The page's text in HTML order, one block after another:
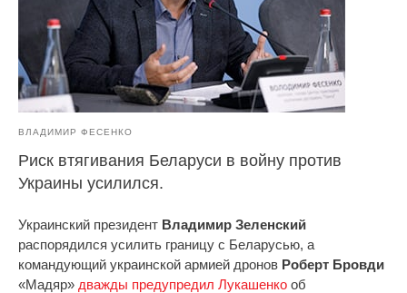
ВЛАДИМИР ФЕСЕНКО
Риск втягивания Беларуси в войну против
Украины усилился.
Украинский президент Владимир Зеленский
распорядился усилить границу с Беларусью, а
командующий украинской армией дронов Роберт Бровди
«Мадяр» дважды предупредил Лукашенко об